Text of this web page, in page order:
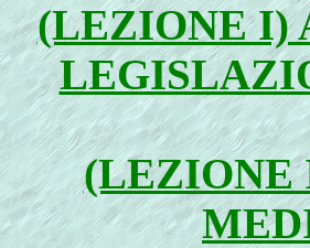
(LEZIONE I)
(LEZIONE